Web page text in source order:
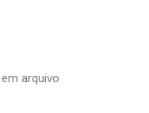
arquivo